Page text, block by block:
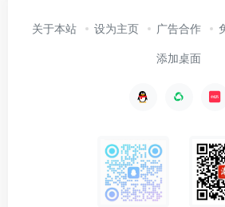
关于本站 设为主页 广告合作
添加桌面